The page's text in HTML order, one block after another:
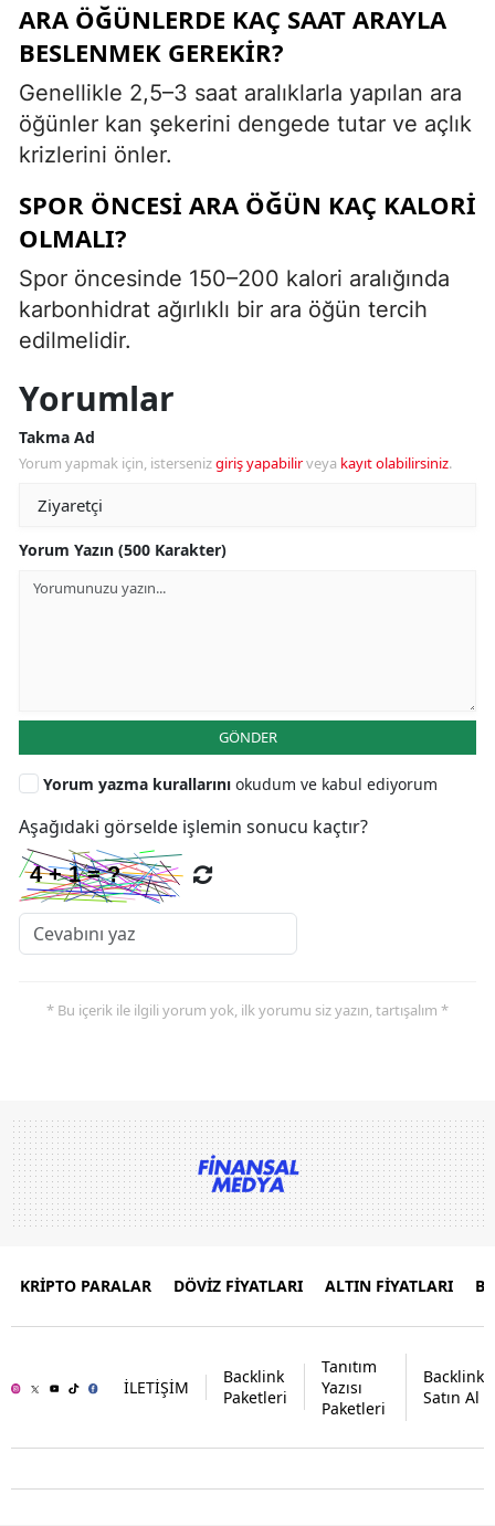
ARA ÖĞÜNLERDE KAÇ SAAT ARAYLA
BESLENMEK GEREKIR?
Genellikle 2,5–3 saat aralıklarla yapılan ara
öğünler kan şekerini dengede tutar ve açlık
krizlerini önler.
SPOR ÖNCESI ARA ÖĞÜN KAÇ KALORI
OLMALI?
Spor öncesinde 150–200 kalori aralığında
karbonhidrat ağırlıklı bir ara öğün tercih
edilmelidir.
Yorumlar
Takma Ad
Yorum yapmak için, istersenizgiriş yapabilirveya kayıt olabilirsiniz.
Yorum Yazın (500 Karakter)
GÖNDER
Yorum yazma kurallarını okudum ve kabul ediyorum
Aşağıdaki görselde işlemin sonucu kaçtır?
* Bu içerik ile ilgili yorum yok, ilk yorumu siz yazın, tartışalım *
KRİPTO PARALAR DÖVİZ FİYATLARI ALTIN FİYATLARI
İLETİŞİM
Backlink
Paketleri
Tanıtım
Yazısı
Paketleri
Backlink
Satın Al